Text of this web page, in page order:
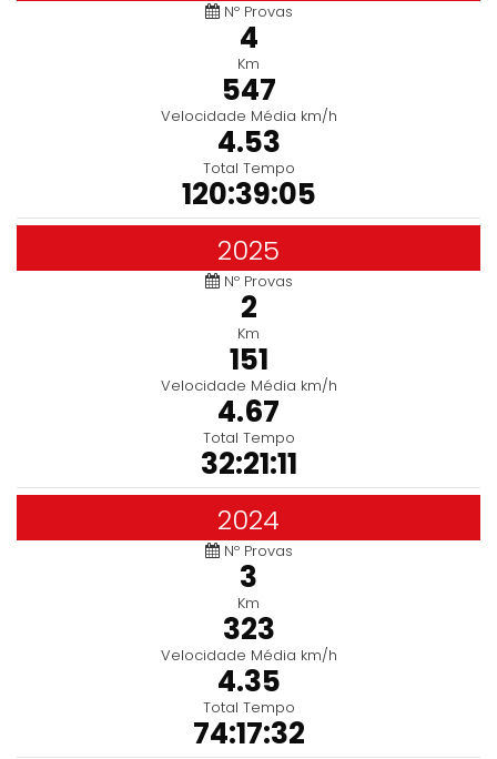
Nº Provas
4
Km
547
Velocidade Média km/h
4.53
Total Tempo
120:39:05
2025
Nº Provas
2
Km
151
Velocidade Média km/h
4.67
Total Tempo
32:21:11
2024
Nº Provas
3
Km
323
Velocidade Média km/h
4.35
Total Tempo
74:17:32